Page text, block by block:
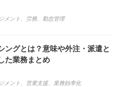
メント 労務、 勤怠管理
ングとは？意味や外注・派遣と
た業務まとめ
メント 営業支援、 業務効率化